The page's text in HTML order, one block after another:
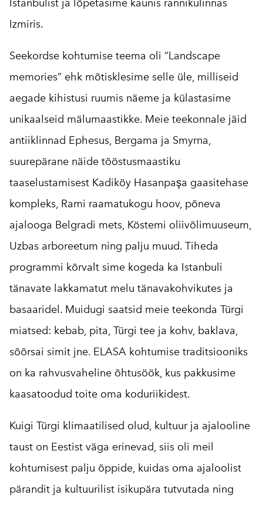
Istanbulist ja lõpetasime kaunis rannikulinnas
Izmiris.
Seekordse kohtumise teema oli “Landscape
memories” ehk mõtisklesime selle üle, milliseid
aegade kihistusi ruumis näeme ja külastasime
unikaalseid mälumaastikke. Meie teekonnale jäid
antiiklinnad Ephesus, Bergama ja Smyrna,
suurepärane näide tööstusmaastiku
taaselustamisest Kadiköy Hasanpaşa gaasitehase
kompleks, Rami raamatukogu hoov, põneva
ajalooga Belgradi mets, Köstemi oliivõlimuuseum,
Uzbas arboreetum ning palju muud. Tiheda
programmi kõrvalt sime kogeda ka Istanbuli
tänavate lakkamatut melu tänavakohvikutes ja
basaaridel. Muidugi saatsid meie teekonda Türgi
miatsed: kebab, pita, Türgi tee ja kohv, baklava,
sõõrsai simit jne. ELASA kohtumise traditsiooniks
on ka rahvusvaheline õhtusöök, kus pakkusime
kaasatoodud toite oma koduriikidest.
Kuigi Türgi klimaatilised olud, kultuur ja ajalooline
taust on Eestist väga erinevad, siis oli meil
kohtumisest palju õppide, kuidas oma ajaloolist
pärandit ja kultuurilist isikupära tutvutada ning